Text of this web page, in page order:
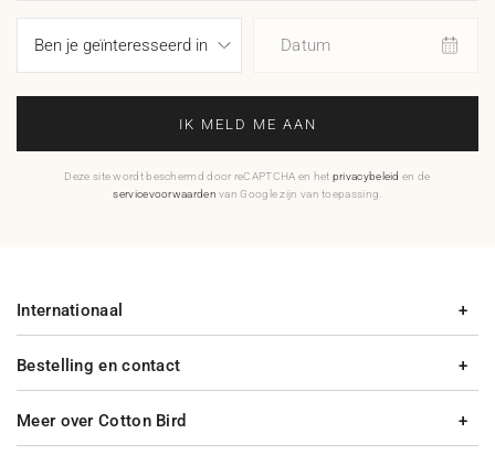
Datum
IK MELD ME AAN
Deze site wordt beschermd door reCAPTCHA en het privacybeleid en de
servicevoorwaarden van Google zijn van toepassing.
Bestelling en contact
Meer over Cotton Bird
Internationaal